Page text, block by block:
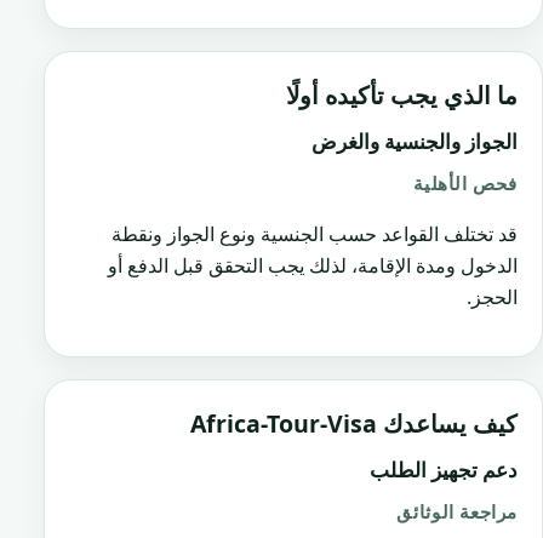
ما الذي يجب تأكيده أولًا
الجواز والجنسية والغرض
فحص الأهلية
قد تختلف القواعد حسب الجنسية ونوع الجواز ونقطة
الدخول ومدة الإقامة، لذلك يجب التحقق قبل الدفع أو
الحجز.
كيف يساعدك Africa-Tour-Visa
دعم تجهيز الطلب
مراجعة الوثائق